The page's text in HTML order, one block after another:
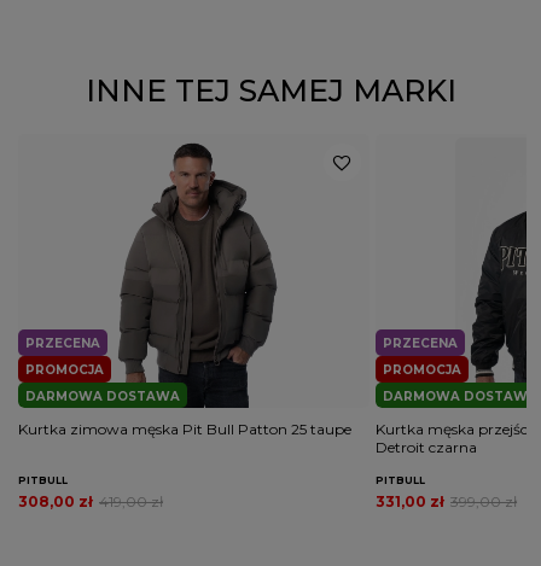
INNE TEJ SAMEJ MARKI
PROMOCJA
PRZECENA
DARMOWA DOSTAWA
Kurtka zimowa męska Pit Bull Patton 25 taupe
PITBULL
419,00 zł
308,00 zł
PROMOCJA
PRZECENA
DARMOWA DOSTAWA
Kurtka męska
Detroit czarna
PITBULL
399,00 zł
331,00 zł